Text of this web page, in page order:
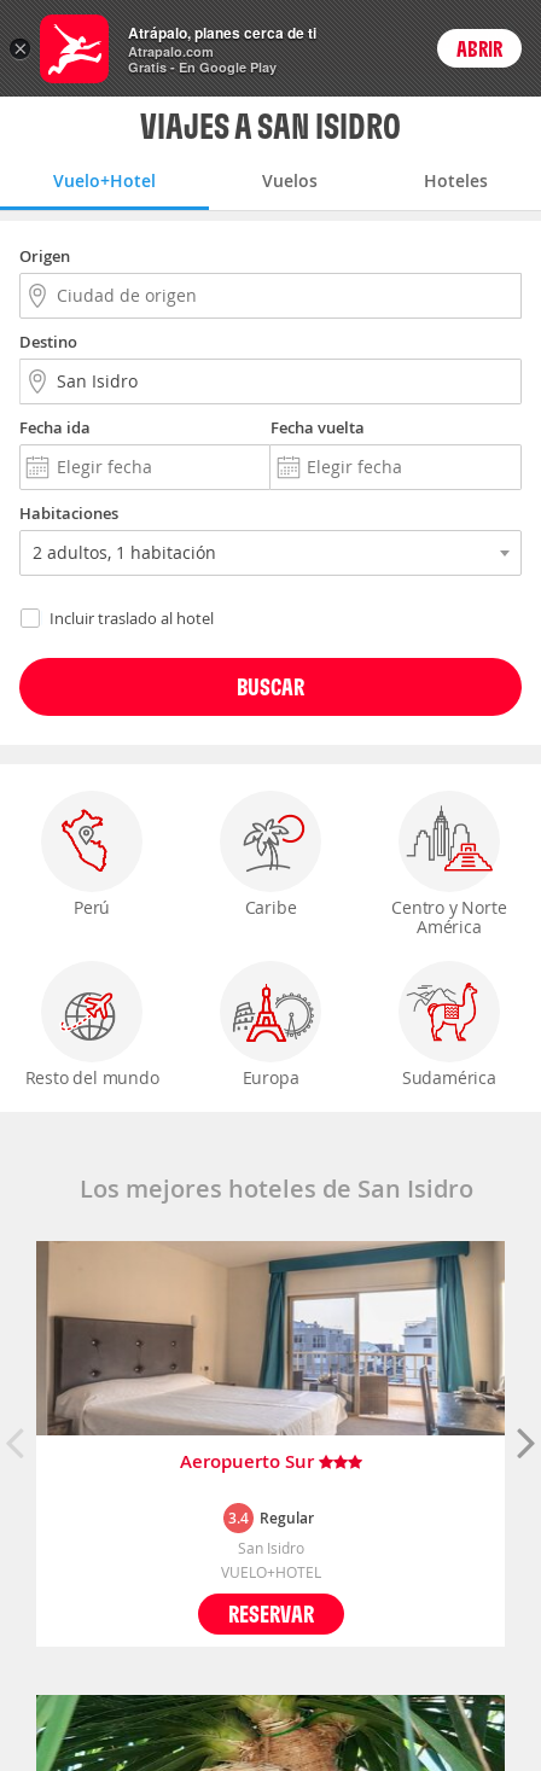
Vuelo+Hotel Login
VIAJES A SAN ISIDRO
Vuelo+Hotel Vuelos Hoteles
Origen
Destino
Fecha ida Fecha vuelta
Habitaciones
Incluir traslado al hotel
Perú Caribe
Centro y Norte
América
Resto del mundo Europa Sudamérica
Los mejores hoteles de San Isidro
Aeropuerto Sur
3.4 Regular
San Isidro
VUELO+HOTEL
RESERVAR
×
Atrápalo, planes cerca de ti
Atrapalo.com
Gratis - En Google Play
ABRIR